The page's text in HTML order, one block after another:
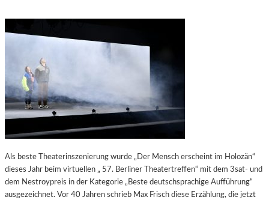
Als beste Theaterinszenierung wurde „Der Mensch erscheint im Holozän“
dieses Jahr beim virtuellen „ 57. Berliner Theatertreffen“ mit dem 3sat- und
dem Nestroypreis in der Kategorie „Beste deutschsprachige Aufführung“
ausgezeichnet. Vor 40 Jahren schrieb Max Frisch diese Erzählung, die jetzt